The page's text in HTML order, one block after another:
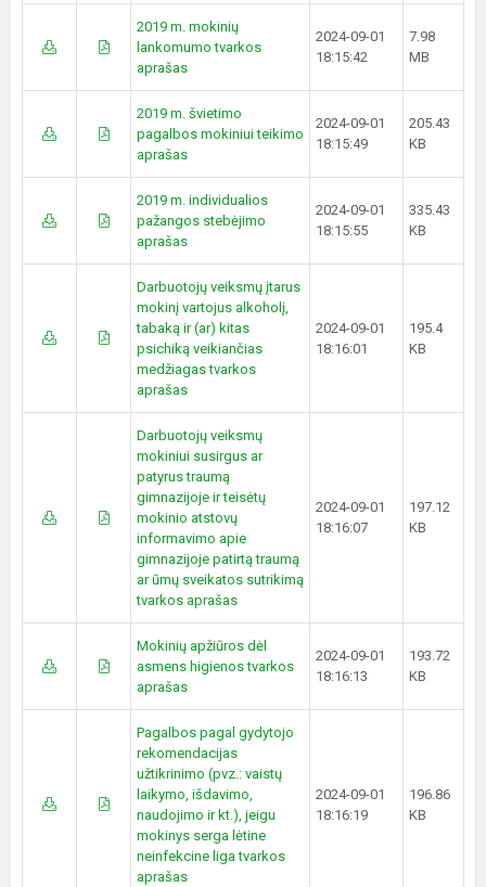
2019 m. mokinių
lankomumo tvarkos
aprašas
2024-09-01
18:15:42
7.98
MB
2019 m. švietimo
pagalbos mokiniui teikimo
aprašas
2024-09-01
18:15:49
205.43
KB
2019 m. individualios
pažangos stebėjimo
aprašas
2024-09-01
18:15:55
335.43
KB
Darbuotojų veiksmų įtarus
mokinį vartojus alkoholį,
tabaką ir (ar) kitas
psichiką veikiančias
medžiagas tvarkos
aprašas
2024-09-01
18:16:01
195.4
KB
Darbuotojų veiksmų
mokiniui susirgus ar
patyrus traumą
gimnazijoje ir teisėtų
mokinio atstovų
informavimo apie
gimnazijoje patirtą traumą
ar ūmų sveikatos sutrikimą
tvarkos aprašas
2024-09-01
18:16:07
197.12
KB
Mokinių apžiūros dėl
asmens higienos tvarkos
aprašas
2024-09-01
18:16:13
193.72
KB
Pagalbos pagal gydytojo
rekomendacijas
užtikrinimo (pvz.: vaistų
laikymo, išdavimo,
naudojimo ir kt.), jeigu
mokinys serga lėtine
neinfekcine liga tvarkos
aprašas
2024-09-01
18:16:19
196.86
KB